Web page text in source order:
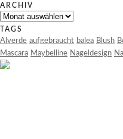
ARCHIV
Archiv
TAGS
Alverde aufgebraucht balea Blush
Mascara Maybelline Nageldesign